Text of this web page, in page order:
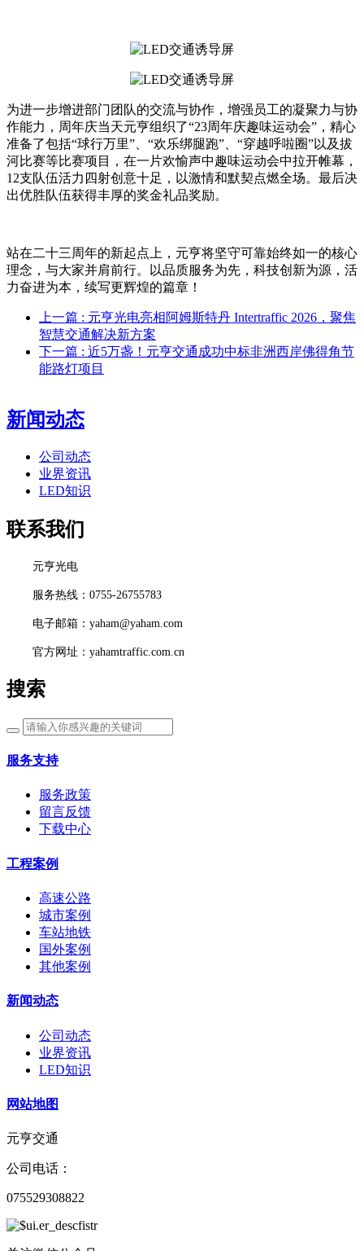
为进一步增进部门团队的交流与协作，增强员工的凝聚力与协
作能力，周年庆当天元亨组织了“23周年庆趣味运动会”，精心
准备了包括“球行万里”、“欢乐绑腿跑”、“穿越呼啦圈”以及拔
河比赛等比赛项目，在一片欢愉声中趣味运动会中拉开帷幕，
12支队伍活力四射创意十足，以激情和默契点燃全场。最后决
出优胜队伍获得丰厚的奖金礼品奖励。
站在二十三周年的新起点上，元亨将坚守可靠始终如一的核心
理念，与大家并肩前行。以品质服务为先，科技创新为源，活
力奋进为本，续写更辉煌的篇章！
上一篇 : 元亨光电亮相阿姆斯特丹 Intertraffic 2026，聚焦
智慧交通解决新方案
下一篇 : 近5万盏！元亨交通成功中标非洲西岸佛得角节
能路灯项目
新闻动态
公司动态
业界资讯
LED知识
联系我们
元亨光电
服务热线：0755-26755783
电子邮箱：yaham@yaham.com
官方网址：yahamtraffic.com.cn
搜索
服务支持
服务政策
留言反馈
下载中心
工程案例
高速公路
城市案例
车站地铁
国外案例
其他案例
新闻动态
公司动态
业界资讯
LED知识
网站地图
元亨交通
公司电话：
075529308822